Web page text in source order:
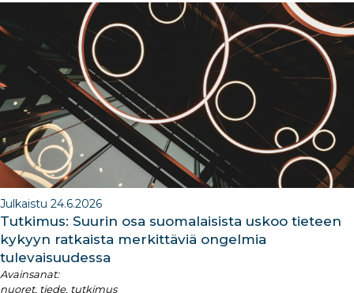
o
o
k
dI
n
ra dI
Julkaistu 24.6.2026
Tutkimus: Suurin osa suomalaisista uskoo tieteen
kykyyn ratkaista merkittäviä ongelmia
tulevaisuudessa
Avainsanat:
nuoret, tiede, tutkimus